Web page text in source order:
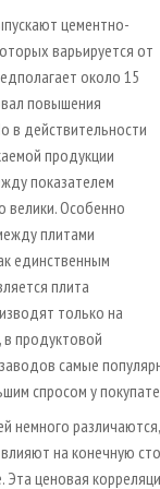
цементно-
варьируется от
около 15
повышения
в действительности
продукции
показателем
Особенно
плитами
единственным
плита
только на
продуктовой
самые
спросом у
немного
на конечную
ценовая